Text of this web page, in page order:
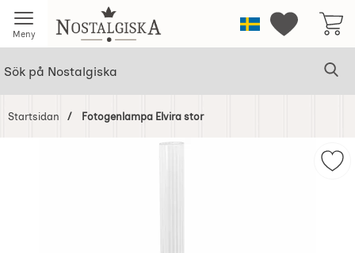
Meny Startsidan för NostalgiskaSverigeMina
Startsidan Fotogenlampa Elvira stor